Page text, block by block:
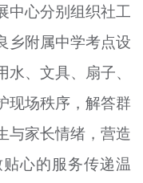
中心分别组织社工
乡附属中学考点设
、文具、扇子、
现场秩序，解答群
与家长情绪，营造
心的服务传递温